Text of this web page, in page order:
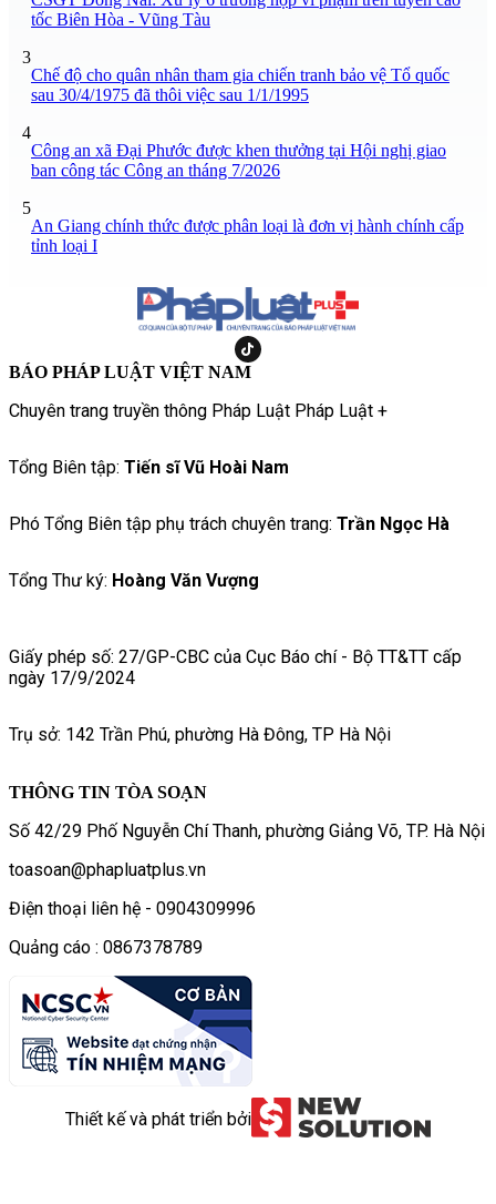
tốc Biên Hòa - Vũng Tàu
3
Chế độ cho quân nhân tham gia chiến tranh bảo vệ Tổ quốc
sau 30/4/1975 đã thôi việc sau 1/1/1995
4
Công an xã Đại Phước được khen thưởng tại Hội nghị giao
ban công tác Công an tháng 7/2026
5
An Giang chính thức được phân loại là đơn vị hành chính cấp
tỉnh loại I
BÁO PHÁP LUẬT VIỆT NAM
Chuyên trang truyền thông Pháp Luật Pháp Luật +
Tổng Biên tập: Tiến sĩ Vũ Hoài Nam
Phó Tổng Biên tập phụ trách chuyên trang: Trần Ngọc Hà
Tổng Thư ký: Hoàng Văn Vượng
Giấy phép số: 27/GP-CBC của Cục Báo chí - Bộ TT&TT cấp
ngày 17/9/2024
Trụ sở: 142 Trần Phú, phường Hà Đông, TP Hà Nội
THÔNG TIN TÒA SOẠN
Số 42/29 Phố Nguyễn Chí Thanh, phường Giảng Võ, TP. Hà Nội
toasoan@phapluatplus.vn
Điện thoại liên hệ - 0904309996
Quảng cáo : 0867378789
Thiết kế và phát triển bởi